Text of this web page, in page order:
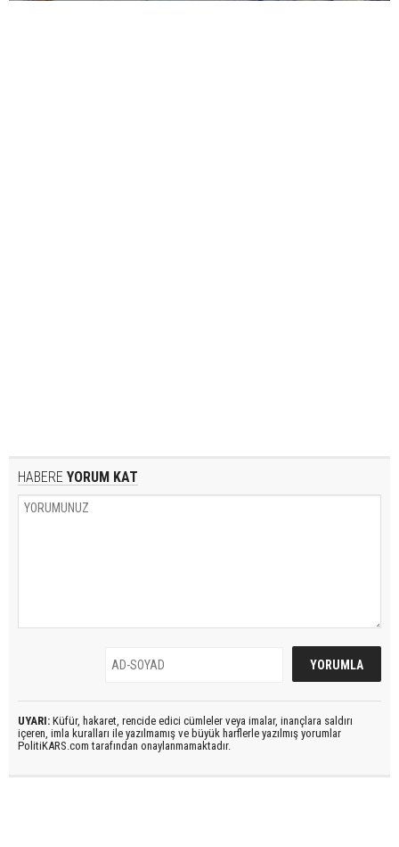
HABERE YORUM KAT
UYARI: Küfür, hakaret, rencide edici cümleler veya imalar, inançlara saldırı
içeren, imla kuralları ile yazılmamış ve büyük harflerle yazılmış yorumlar
PolitiKARS.com tarafından onaylanmamaktadır.